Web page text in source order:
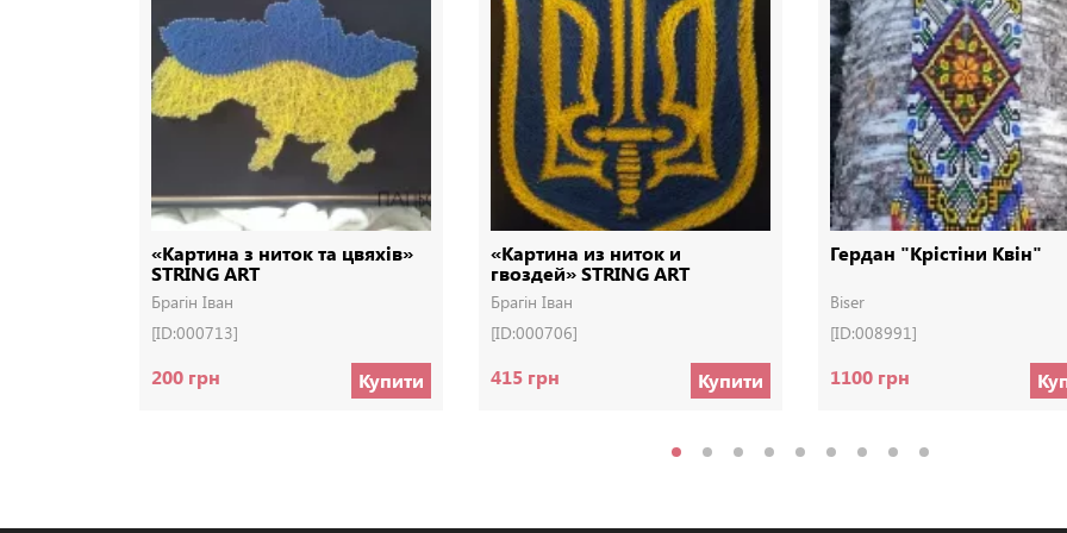
«Картина з ниток та цвяхів»
STRING ART
Брагін Іван
[ID:000713]
200 грн Купити
«Картина из ниток и
гвоздей» STRING ART
Брагін Іван
[ID:000706]
415 грн Купити
Гердан "Крістіни Квін"
Biser
[ID:008991]
1100 грн